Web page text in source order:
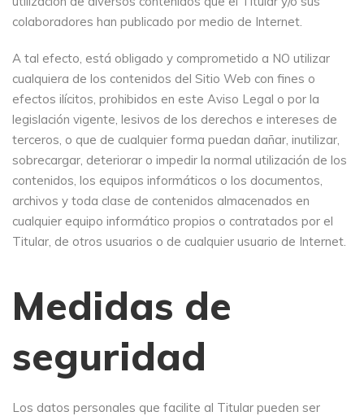
colaboradores han publicado por medio de Internet.
A tal efecto, está obligado y comprometido a NO utilizar
cualquiera de los contenidos del Sitio Web con fines o
efectos ilícitos, prohibidos en este Aviso Legal o por la
legislación vigente, lesivos de los derechos e intereses de
terceros, o que de cualquier forma puedan dañar, inutilizar,
sobrecargar, deteriorar o impedir la normal utilización de los
contenidos, los equipos informáticos o los documentos,
archivos y toda clase de contenidos almacenados en
cualquier equipo informático propios o contratados por el
Titular, de otros usuarios o de cualquier usuario de Internet.
Medidas de
seguridad
Los datos personales que facilite al Titular pueden ser